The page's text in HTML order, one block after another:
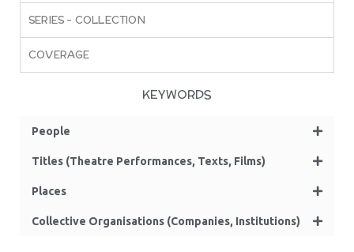
SERIES – COLLECTION
COVERAGE
KEYWORDS
People
Titles (Theatre Performances, Texts, Films)
Places
Collective Organisations (Companies, Institutions)